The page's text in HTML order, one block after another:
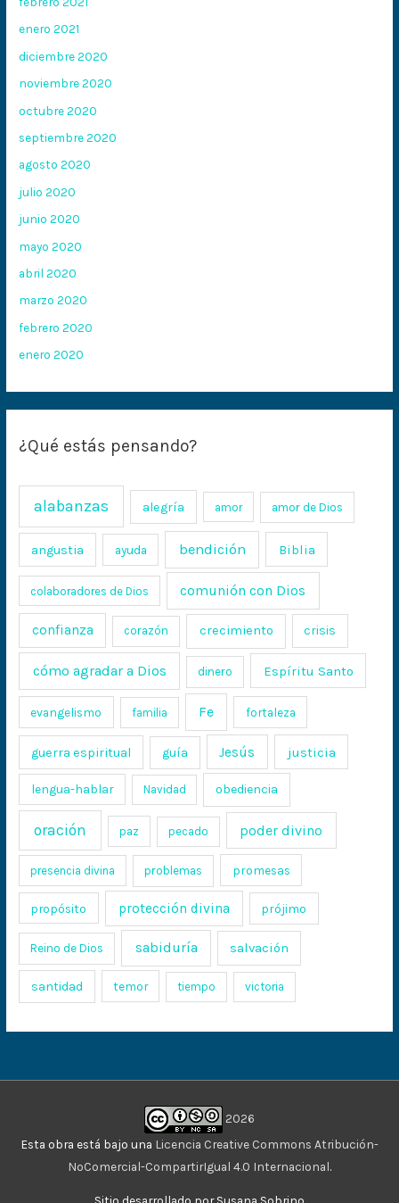
enero 2021
diciembre 2020
noviembre 2020
octubre 2020
septiembre 2020
agosto 2020
julio 2020
junio 2020
mayo 2020
abril 2020
marzo 2020
febrero 2020
enero 2020
¿Qué estás pensando?
alabanzas alegría amor amor de Dios
angustia ayuda bendición Biblia
colaboradores de Dios comunión con Dios
confianza corazón crecimiento crisis
cómo agradar a Dios dinero Espíritu Santo
evangelismo familia Fe fortaleza
guerra espiritual guía Jesús justicia
lengua-hablar Navidad obediencia
oración paz pecado poder divino
presencia divina problemas promesas
propósito protección divina prójimo
Reino de Dios sabiduría salvación
santidad temor tiempo victoria
2026
Esta obra está bajo una Licencia Creative Commons Atribución-
NoComercial-CompartirIgual 4.0 Internacional.